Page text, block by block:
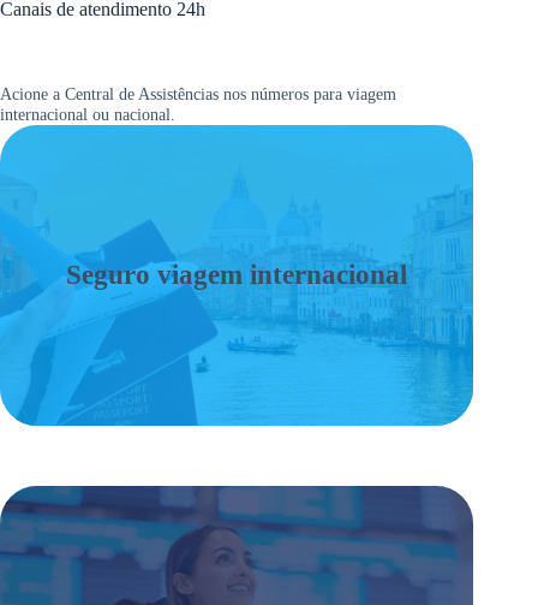
Canais de atendimento 24h
Acione a Central de Assistências nos números para viagem
internacional ou nacional.
Seguro viagem internacional